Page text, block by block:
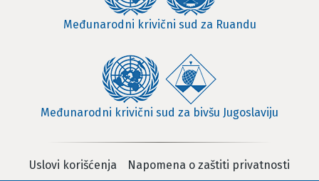
Međunarodni krivični sud za Ruandu
Međunarodni krivični sud za bivšu Jugoslaviju
Uslovi korišćenja Napomena o zaštiti privatnosti